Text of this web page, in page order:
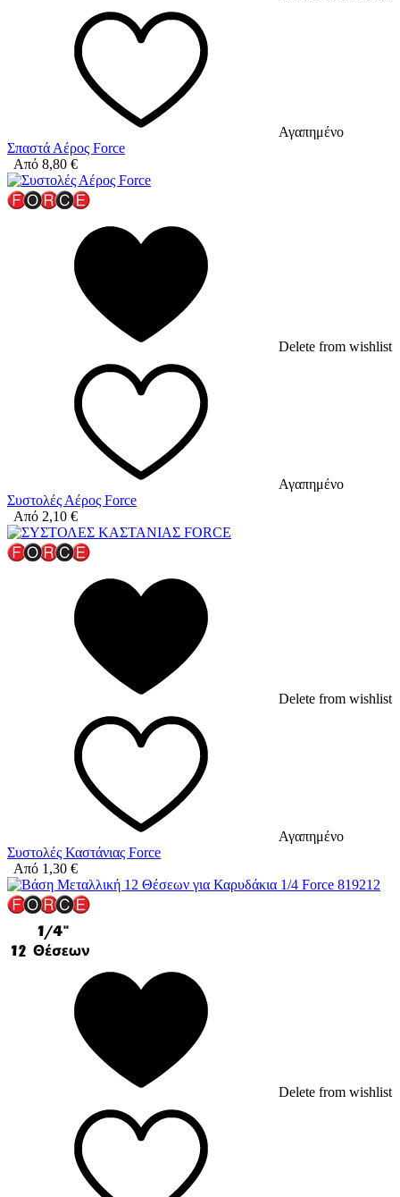
Αγαπημένο
Σπαστά Αέρος Force
Από 8,80 €
Delete from wishlist
Αγαπημένο
Συστολές Αέρος Force
Από 2,10 €
Delete from wishlist
Αγαπημένο
Συστολές Καστάνιας Force
Από 1,30 €
Delete from wishlist